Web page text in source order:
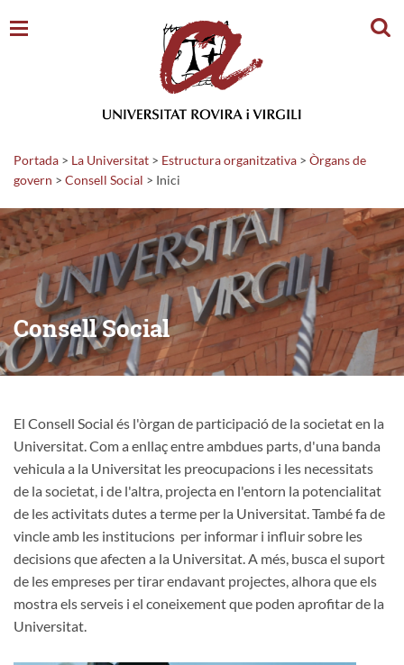
Portada > La Universitat > Estructura organitzativa > Òrgans de
govern > Consell Social > Inici
Consell Social
El Consell Social és l'òrgan de participació de la societat en la
Universitat. Com a enllaç entre ambdues parts, d'una banda
vehicula a la Universitat les preocupacions i les necessitats
de la societat, i de l'altra, projecta en l'entorn la potencialitat
de les activitats dutes a terme per la Universitat. També fa de
vincle amb les institucions per informar i influir sobre les
decisions que afecten a la Universitat. A més, busca el suport
de les empreses per tirar endavant projectes, alhora que els
mostra els serveis i el coneixement que poden aprofitar de la
Universitat.